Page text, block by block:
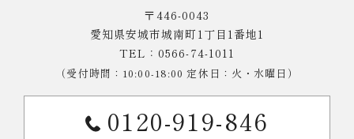
〒446-0043
愛知県安城市城南町1丁目1番地1
TEL：0566-74-1011
（受付時間：10:00-18:00 定休日：火・水曜日）
0120-919-846